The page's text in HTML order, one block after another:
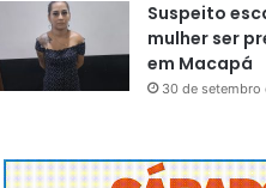
Suspeito
mulher ser
em Macapá
30 de setembro